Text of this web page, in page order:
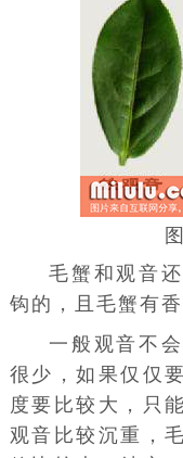
毛蟹和观音
钩的，且毛蟹有香
一般观音不
很少，如果仅仅
度要比较大，只
观音比较沉重，